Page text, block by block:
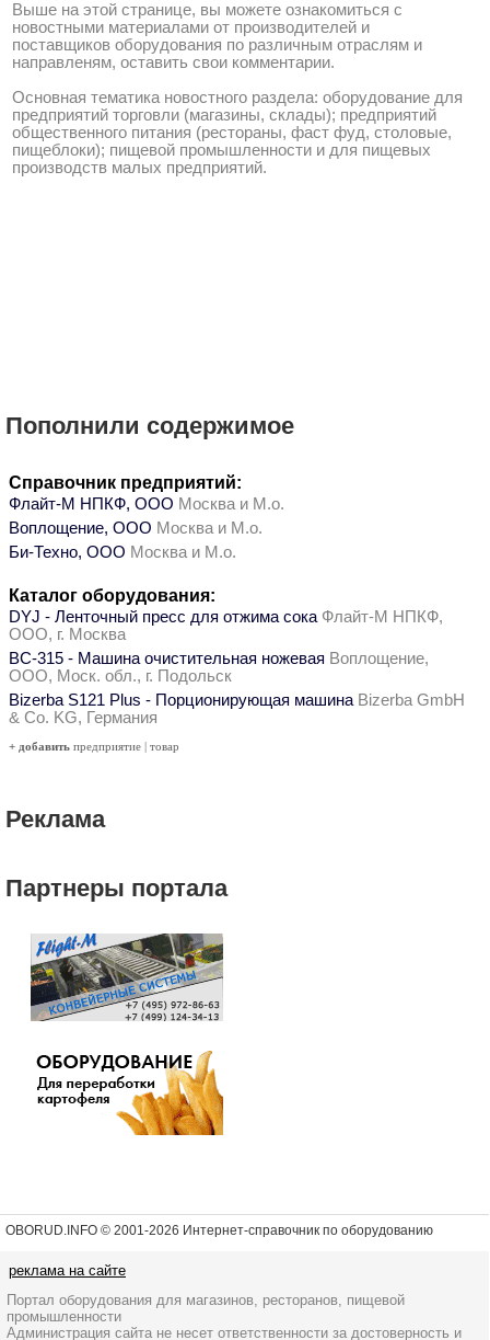
Выше на этой странице, вы можете ознакомиться с
новостными материалами от производителей и
поставщиков оборудования по различным отраслям и
направленям, оставить свои комментарии.
Основная тематика новостного раздела: оборудование для
предприятий торговли (магазины, склады); предприятий
общественного питания (рестораны, фаст фуд, столовые,
пищеблоки); пищевой промышленности и для пищевых
производств малых предприятий.
Пополнили содержимое
Справочник предприятий:
Флайт-М НПКФ, ООО Москва и М.о.
Воплощение, ООО Москва и М.о.
Би-Техно, ООО Москва и М.о.
Каталог оборудования:
DYJ - Ленточный пресс для отжима сока Флайт-М НПКФ,
ООО, г. Москва
ВС-315 - Машина очистительная ножевая Воплощение,
ООО, Моск. обл., г. Подольск
Bizerba S121 Plus - Порционирующая машина Bizerba GmbH
& Co. KG, Германия
+ добавить предприятие | товар
Реклама
Партнеры портала
OBORUD.INFO © 2001-2026 Интернет-справочник по оборудованию
реклама на сайте
Портал оборудования для магазинов, ресторанов, пищевой
промышленности
Администрация сайта не несет ответственности за достоверность и